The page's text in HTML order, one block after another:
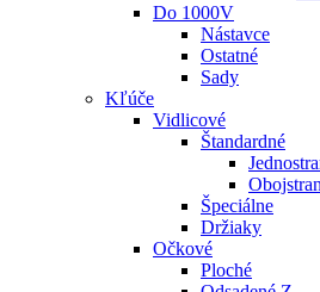
Do 1000V
Nástavce
Ostatné
Sady
Kľúče
Vidlicové
Štandardné
Špeciálne
Držiaky
Očkové
Ploché